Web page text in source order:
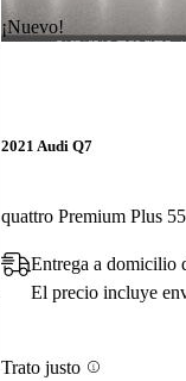
¡Nuevo!
2021 Audi Q7
quattro Premium Plus
Entrega a domicilio
El precio incluye
Trato justo